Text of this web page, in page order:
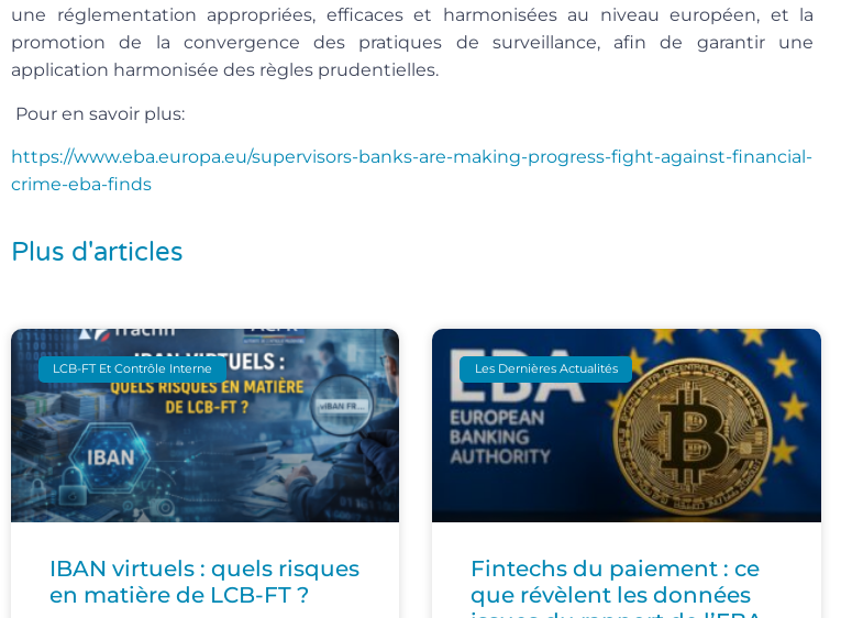
une réglementation appropriées, efficaces et harmonisées au niveau européen, et la
promotion de la convergence des pratiques de surveillance, afin de garantir une
application harmonisée des règles prudentielles.
Pour en savoir plus:
https://www.eba.europa.eu/supervisors-banks-are-making-progress-fight-against-financial-
crime-eba-finds
Plus d'articles
LCB-FT Et Contrôle Interne
IBAN virtuels : quels risques
en matière de LCB-FT ?
Les Dernières Actualités
Fintechs du paiement : ce
que révèlent les données